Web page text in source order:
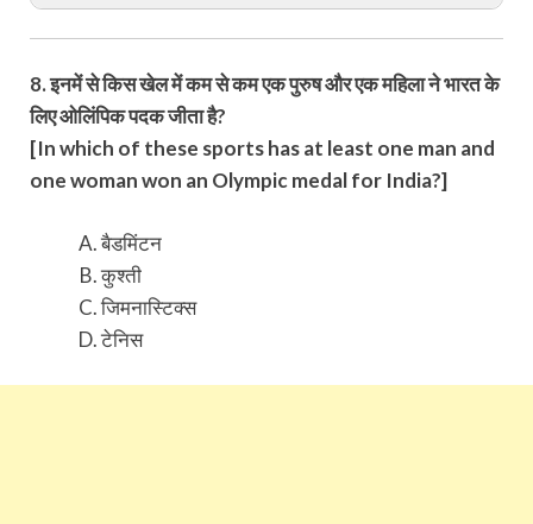
8. इनमें से किस खेल में कम से कम एक पुरुष और एक महिला ने भारत के
लिए ओलिंपिक पदक जीता है?
[In which of these sports has at least one man and
one woman won an Olympic medal for India?]
बैडमिंटन
कुश्ती
जिमनास्टिक्स
टेनिस